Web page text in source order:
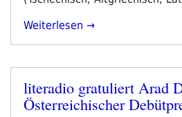
„Ondřej
Den
Österreichischen
Staatspreis
Weiterlesen
Veröffentlicht
am
literadio gratuliert Arad
Österreichischer